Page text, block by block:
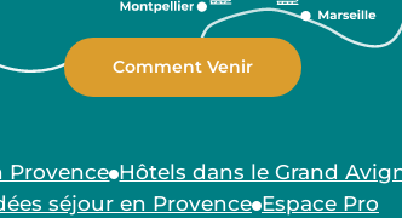
Comment Venir
Provence Hôtels dans le Grand
séjour en Provence Espace Pro